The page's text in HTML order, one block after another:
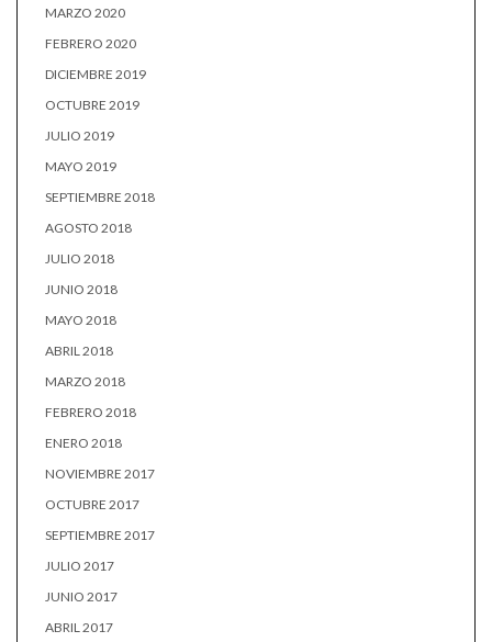
MARZO 2020
FEBRERO 2020
DICIEMBRE 2019
OCTUBRE 2019
JULIO 2019
MAYO 2019
SEPTIEMBRE 2018
AGOSTO 2018
JULIO 2018
JUNIO 2018
MAYO 2018
ABRIL 2018
MARZO 2018
FEBRERO 2018
ENERO 2018
NOVIEMBRE 2017
OCTUBRE 2017
SEPTIEMBRE 2017
JULIO 2017
JUNIO 2017
ABRIL 2017